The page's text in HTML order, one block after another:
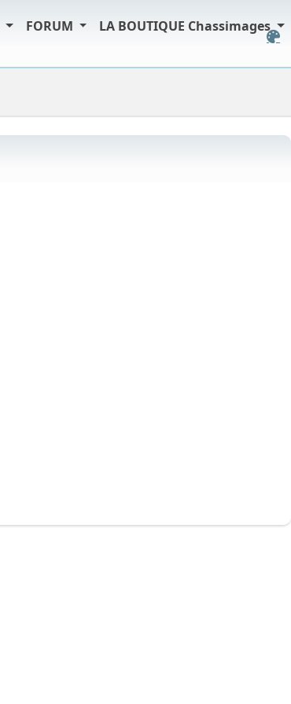
FORUM LA BOUTIQUE Chassimages